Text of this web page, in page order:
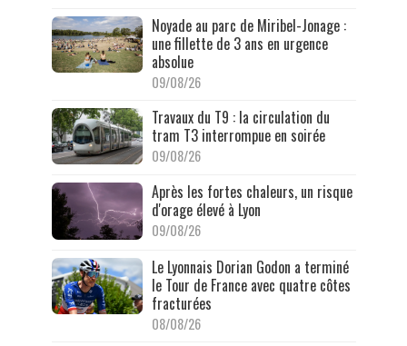
Noyade au parc de Miribel-Jonage :
une fillette de 3 ans en urgence
absolue
09/08/26
Travaux du T9 : la circulation du
tram T3 interrompue en soirée
09/08/26
Après les fortes chaleurs, un risque
d'orage élevé à Lyon
09/08/26
Le Lyonnais Dorian Godon a terminé
le Tour de France avec quatre côtes
fracturées
08/08/26